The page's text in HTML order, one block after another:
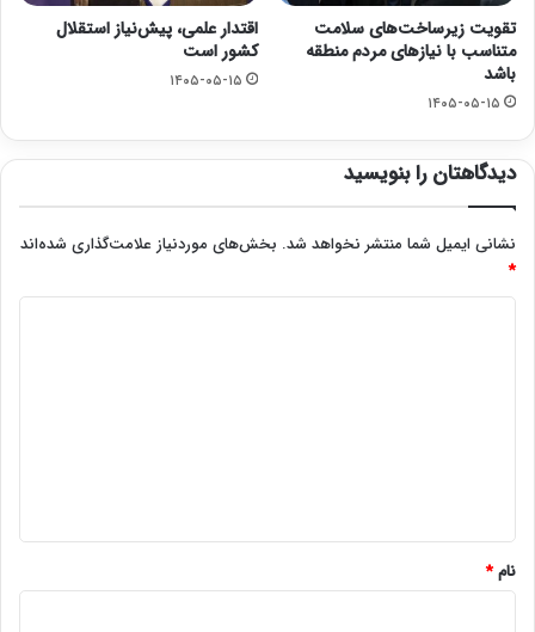
تقویت زیرساخت‌های سلامت
متناسب با نیازهای مردم منطقه
باشد
۱۴۰۵-۰۵-۱۵
اقتدار علمی، پیش‌نیاز استقلال
کشور است
۱۴۰۵-۰۵-۱۵
دیدگاهتان را بنویسید
نشانی ایمیل شما منتشر نخواهد شد. بخش‌های موردنیاز علامت‌گذاری شده‌اند
*
نام*